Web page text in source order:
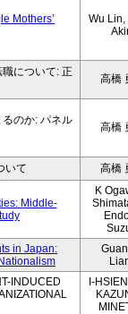
Mothers’
Wu Lin,
について: 正
高橋
のか: パネル
高橋
いて 高橋
Middle-
K
in Japan:
INDUCED
I-